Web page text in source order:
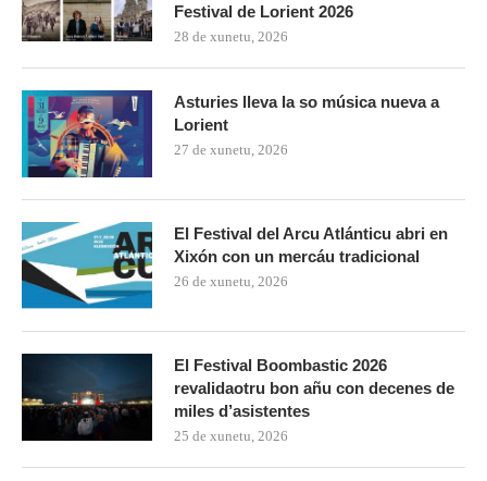
Festival de Lorient 2026
28 de xunetu, 2026
Asturies lleva la so música nueva a
Lorient
27 de xunetu, 2026
El Festival del Arcu Atlánticu abri en
Xixón con un mercáu tradicional
26 de xunetu, 2026
El Festival Boombastic 2026
revalidaotru bon añu con decenes de
miles d’asistentes
25 de xunetu, 2026